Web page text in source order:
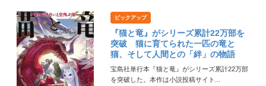
ピックアップ
『猫と竜』がシリーズ累計22万部を
突破 猫に育てられた一匹の竜と
猫、そして人間との「絆」の物語
宝島社単行本『猫と竜』がシリーズ累計22万部
を突破した。本作は小説投稿サイト...